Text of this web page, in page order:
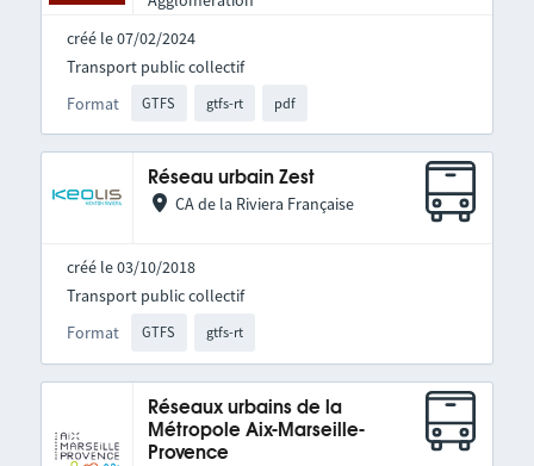
créé le 07/02/2024
Format GTFS gtfs-rt pdf
Transport public collectif
Réseau urbain Zest
CA de la Riviera Française
créé le 03/10/2018
Format GTFS gtfs-rt
Transport public collectif
Réseaux urbains de la
Métropole Aix-Marseille-
Provence